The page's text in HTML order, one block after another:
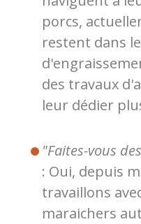
porcs,
restent dans
des travaux
leur dédier
"Faites-vous
: Oui, depuis
travaillons
maraichers